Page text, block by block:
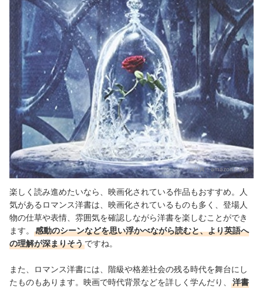
出典：amazon.co.jp
楽しく読み進めたいなら、映画化されている作品もおすすめ。人
気があるロマンス洋書は、映画化されているものも多く、登場人
物の仕草や表情、雰囲気を確認しながら洋書を楽しむことができ
ます。
感動のシーンなどを思い浮かべながら読むと、より英語へ
の理解が深まりそうですね。
また、ロマンス洋書には、階級や格差社会の残る時代を舞台にし
たものもあります。映画で時代背景などを詳しく学んだり、
洋書